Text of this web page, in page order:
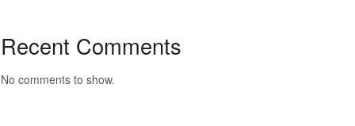
Recent Comments
No comments to show.